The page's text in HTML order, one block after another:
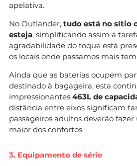
apelativa.
No Outlander, tudo está no sítio
esteja, simplificando assim a
agradabilidade do toque está
os locais onde passamos mais
Ainda que as baterias ocupem
destinado à bagageira, esta
impressionantes 463L de
distância entre eixos significam
passageiros adultos deverão
maior dos confortos.
3. Equipamento de série